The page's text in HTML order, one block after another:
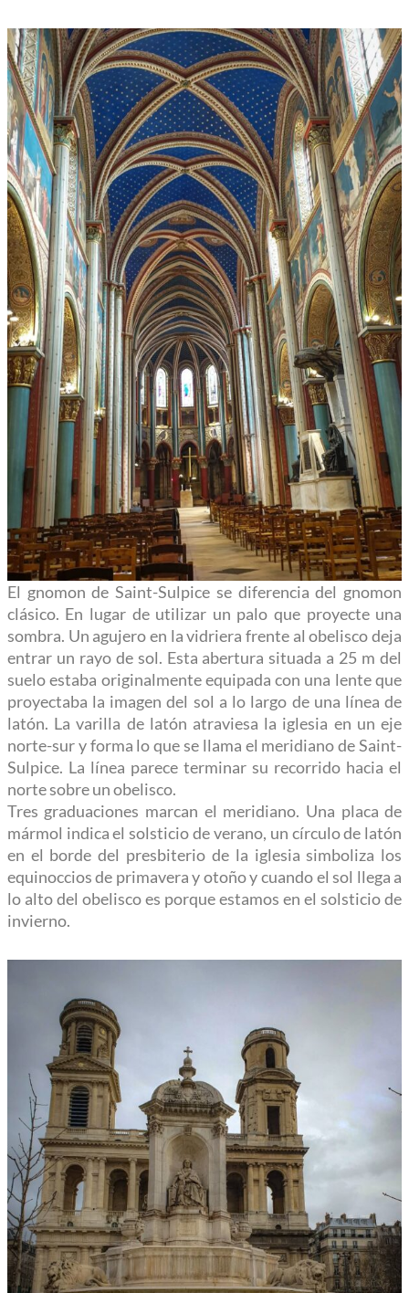
El gnomon de Saint-Sulpice se diferencia del gnomon
clásico. En lugar de utilizar un palo que proyecte una
sombra. Un agujero en la vidriera frente al obelisco deja
entrar un rayo de sol. Esta abertura situada a 25 m del
suelo estaba originalmente equipada con una lente que
proyectaba la imagen del sol a lo largo de una línea de
latón. La varilla de latón atraviesa la iglesia en un eje
norte-sur y forma lo que se llama el meridiano de Saint-
Sulpice. La línea parece terminar su recorrido hacia el
norte sobre un obelisco.
Tres graduaciones marcan el meridiano. Una placa de
mármol indica el solsticio de verano, un círculo de latón
en el borde del presbiterio de la iglesia simboliza los
equinoccios de primavera y otoño y cuando el sol llega a
lo alto del obelisco es porque estamos en el solsticio de
invierno.